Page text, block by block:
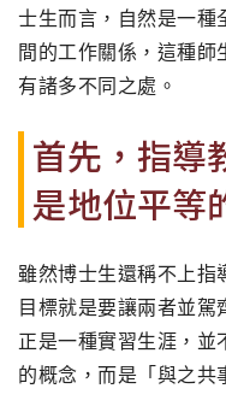
士生而言， 自然是一種
間的工作關係， 這種師
有諸多不同之處。
首先，指導
是地位平等
雖然博士生還稱不上指
目標就是要讓兩者並駕
正是一種實習生涯，並
的概念，而是「與之共